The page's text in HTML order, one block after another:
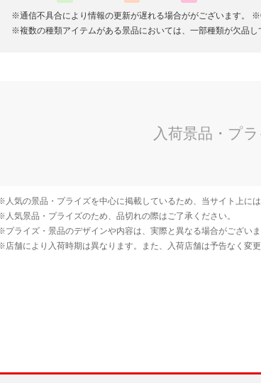
※通信不具合により情報の更新が遅れる場合ががございます。
※複数の種類アイテムがある景品においては、一部種類が欠品し